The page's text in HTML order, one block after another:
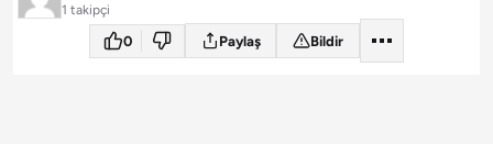
1 takipçi
0 Paylaş Bildir